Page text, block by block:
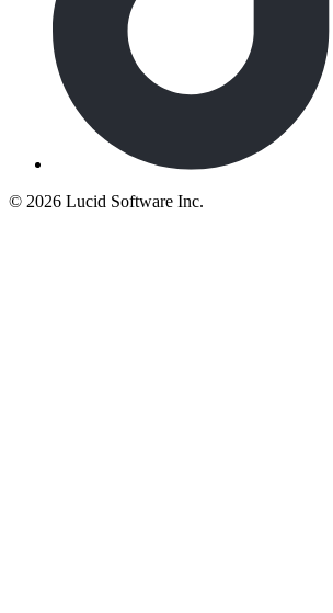
© 2026 Lucid Software Inc.